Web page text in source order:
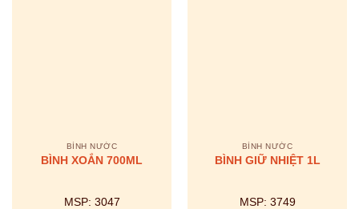
BÌNH NƯỚC
BÌNH XOẮN 700ML
MSP: 3047
BÌNH NƯỚC
BÌNH GIỮ NHIỆT 1L
MSP: 3749